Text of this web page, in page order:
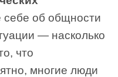
себе об общности
— насколько
что
многие люди